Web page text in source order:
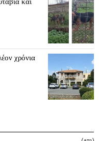
χρόνια